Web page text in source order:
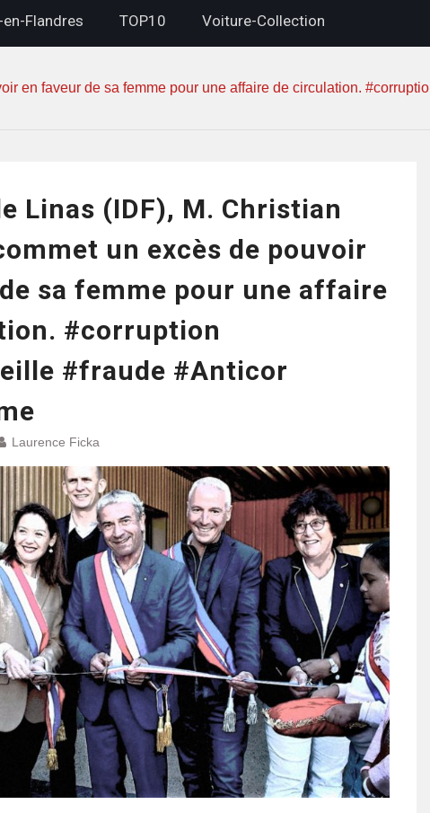
en-Flandres TOP10 Voiture-Collection
en faveur de sa femme pour une affaire de circulation.
Linas (IDF), M. Christian
un excès de pouvoir
sa femme pour une affaire
#corruption
#fraude #Anticor
Laurence Ficka